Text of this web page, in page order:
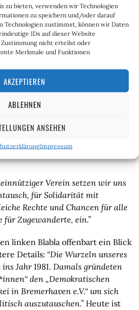
zu bieten, verwenden wir Technologien
zu speichern und/oder darauf
Technologien zustimmst, können wir Daten
IDs auf dieser Website
nicht erteilst oder
Merkmale und Funktionen
AKZEPTIEREN
ABLEHNEN
ANSEHEN
Impressum
nicht einsehbar. Eine
köntne beispielsweise Klarheit
über Monate hinziehen.
des Aktionsbündnisses macht
des Bündnisses wird ein
sowie als Verantwortlicher
Auf der Website findet man
Verein setzen wir uns
für Solidarität mit
Rechte und Chancen für alle
für Zugewanderte, ein.”
linken Blabla offenbart ein Blick
Details: “Die Wurzeln unseres
Jahr 1981. Damals grün­deten
den „Demo­kratischen
in Bremerhaven e.V.“ um sich
auszutauschen.” Heute ist